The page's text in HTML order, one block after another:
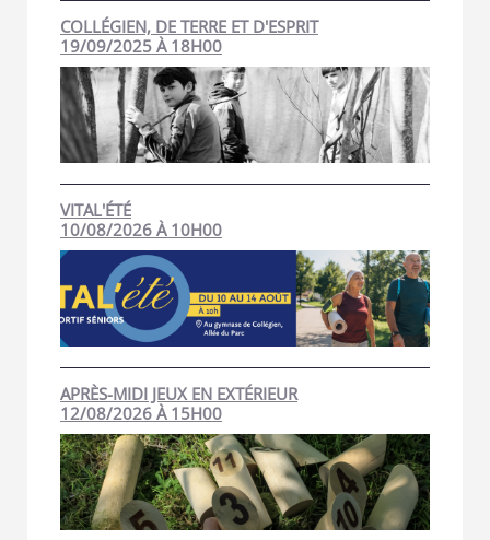
COLLÉGIEN, DE TERRE ET D'ESPRIT
19/09/2025 À 18H00
VITAL'ÉTÉ
10/08/2026 À 10H00
APRÈS-MIDI JEUX EN EXTÉRIEUR
12/08/2026 À 15H00